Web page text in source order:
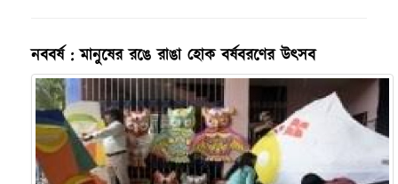
নববর্ষ : মানুষের রঙে রাঙা হোক বর্ষবরণের উৎসব